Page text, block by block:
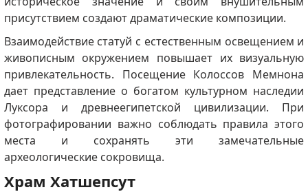
присутствием создают драматические композиции.
Взаимодействие статуй с естественным освещением и
живописным окружением повышает их визуальную
привлекательность. Посещение Колоссов Мемнона
дает представление о богатом культурном наследии
Луксора и древнеегипетской цивилизации. При
фотографировании важно соблюдать правила этого
места и сохранять эти замечательные
археологические сокровища.
Храм Хатшепсут